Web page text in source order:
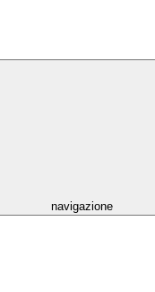
navigazione